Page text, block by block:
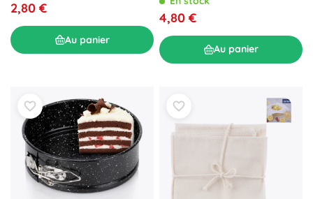
2,80 €
Au panier
4,80 €
Au panier